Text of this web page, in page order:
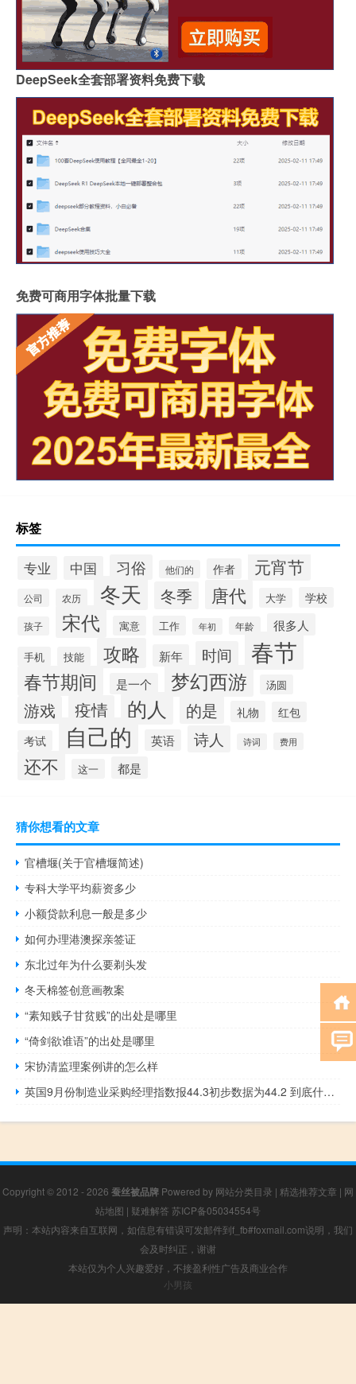
DeepSeek全套部署资料免费下载
免费可商用字体批量下载
标签
专业 中国 习俗 他们的 作者 元宵节
公司 农历 冬天 冬季 唐代 大学 学校
孩子 宋代 寓意 工作 年初 年龄 很多人
手机 技能 攻略 新年 时间 春节
春节期间 是一个 梦幻西游 汤圆
游戏 疫情 的人 的是 礼物
红包
考试
自己的 英语 诗人 诗词 费用
还不 这一 都是
猜你想看的文章
官槽堰(关于官槽堰简述)
专科大学平均薪资多少
小额贷款利息一般是多少
如何办理港澳探亲签证
东北过年为什么要剃头发
冬天棉签创意画教案
“素知贱子甘贫贱”的出处是哪里
“倚剑欲谁语”的出处是哪里
宋协清监理案例讲的怎么样
英国9月份制造业采购经理指数报44.3初步数据为44.2 到底什么情况嘞
Copyright © 2012 - 2026 蚕丝被品牌 Powered by 网站分类目录 | 精选推荐文章 | 网
站地图 | 疑难解答 苏ICP备05034554号
声明：本站内容来自互联网，如信息有错误可发邮件到f_fb#foxmail.com说明，我们
会及时纠正，谢谢
本站仅为个人兴趣爱好，不接盈利性广告及商业合作
小男孩